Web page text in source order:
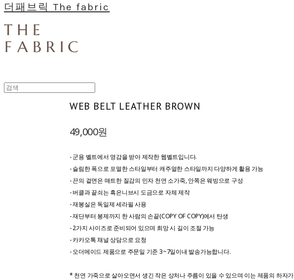
더패브릭 The fabric
WEB BELT LEATHER BROWN
49,000원
- 군용 벨트에서 영감을 받아 제작한 웹벨트입니다.
- 슬림한 폭으로 포멀한 스타일부터 캐주얼한 스타일까지 다양하게 활용 가능
- 끈의 겉면은 매트한 질감의 민자 천연 소가죽, 안쪽은 웨빙으로 구성
- 버클과 끝쇠는 흑은니브시 도금으로 자체 제작
- 재봉실은 독일제 세라필 사용
- 재단부터 봉제까지 한 사람의 손끝(COPY OF COPY)에서 탄생
- 2가지 사이즈로 준비되어 있으며 희망 시 길이 조절 가능
- 카카오톡 채널 상담으로 요청
- 오더메이드 제품으로 주문일 기준 3~7일이내 발송가능합니다.
* 천연 가죽으로 살아오면서 생긴 작은 상처나 주름이 있을 수 있으며 이는 제품의 하자가